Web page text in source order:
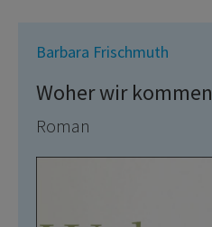
Barbara Frischmuth
Woher wir kommen
Roman